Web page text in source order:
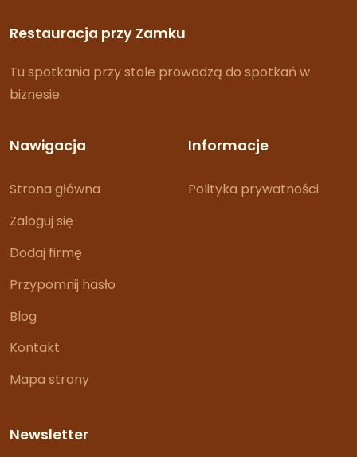
Restauracja przy Zamku
Tu spotkania przy stole prowadzą do spotkań w
biznesie.
Nawigacja
Strona główna
Zaloguj się
Dodaj firmę
Przypomnij hasło
Blog
Kontakt
Mapa strony
Informacje
Polityka prywatności
Newsletter